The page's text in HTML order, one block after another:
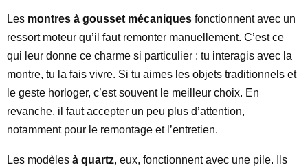
Les montres à gousset mécaniques fonctionnent avec un
ressort moteur qu’il faut remonter manuellement. C’est ce
qui leur donne ce charme si particulier : tu interagis avec la
montre, tu la fais vivre. Si tu aimes les objets traditionnels et
le geste horloger, c’est souvent le meilleur choix. En
revanche, il faut accepter un peu plus d’attention,
notamment pour le remontage et l’entretien.
Les modèles à quartz, eux, fonctionnent avec une pile. Ils